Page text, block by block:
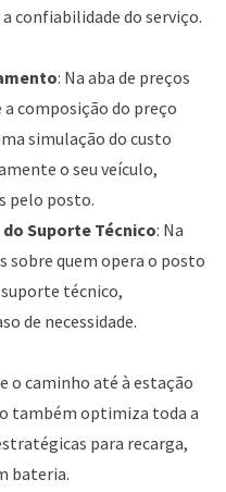
confiabilidade do serviço.
: Na aba de preços
composição do preço
simulação do custo
o seu veículo,
pelo posto.
Suporte Técnico: Na
sobre quem opera o posto
técnico,
de necessidade.
o caminho até à estação
também optimiza toda a
para recarga,
bateria.